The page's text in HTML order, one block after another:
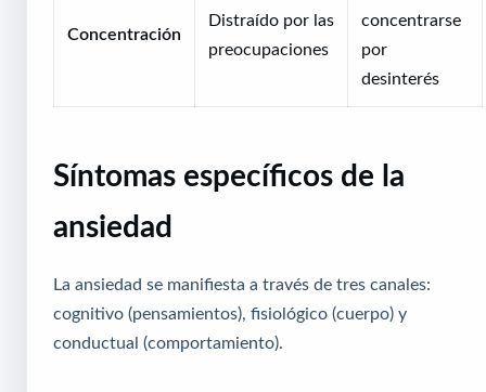
Concentración
Distraído por las
preocupaciones
concentrarse
por
desinterés
Síntomas específicos de la
ansiedad
La ansiedad se manifiesta a través de tres canales:
cognitivo (pensamientos), fisiológico (cuerpo) y
conductual (comportamiento).